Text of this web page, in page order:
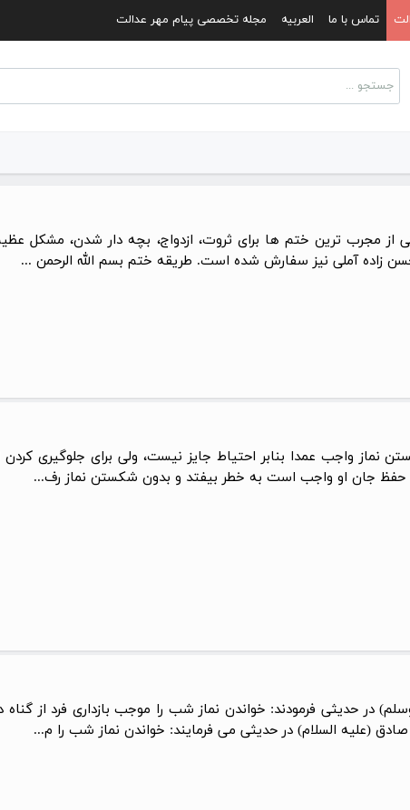
تماس با ما العربیه مجله تخصصی پیام مهر عدالت
از مجرب ترین ختم ها برای ثروت، ازدواج، بچه دار شدن، مشکل
زاده آملی نیز سفارش شده است. طریقه ختم بسم الله الرحمن ...
مکارم شیرازی) 1.شکستن نماز واجب عمدا بنابر احتیاط جایز نیست، ولی برای
حفظ جان او واجب است به خطر بیفتد و بدون شکستن نماز رف...
وسلم) در حدیثی فرمودند: خواندن نماز شب را موجب بازداری فرد از
(علیه السلام) در حدیثی می فرمایند: خواندن نماز شب را م...